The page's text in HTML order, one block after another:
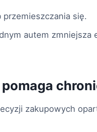
się.
autem zmniejsza
zakupowych